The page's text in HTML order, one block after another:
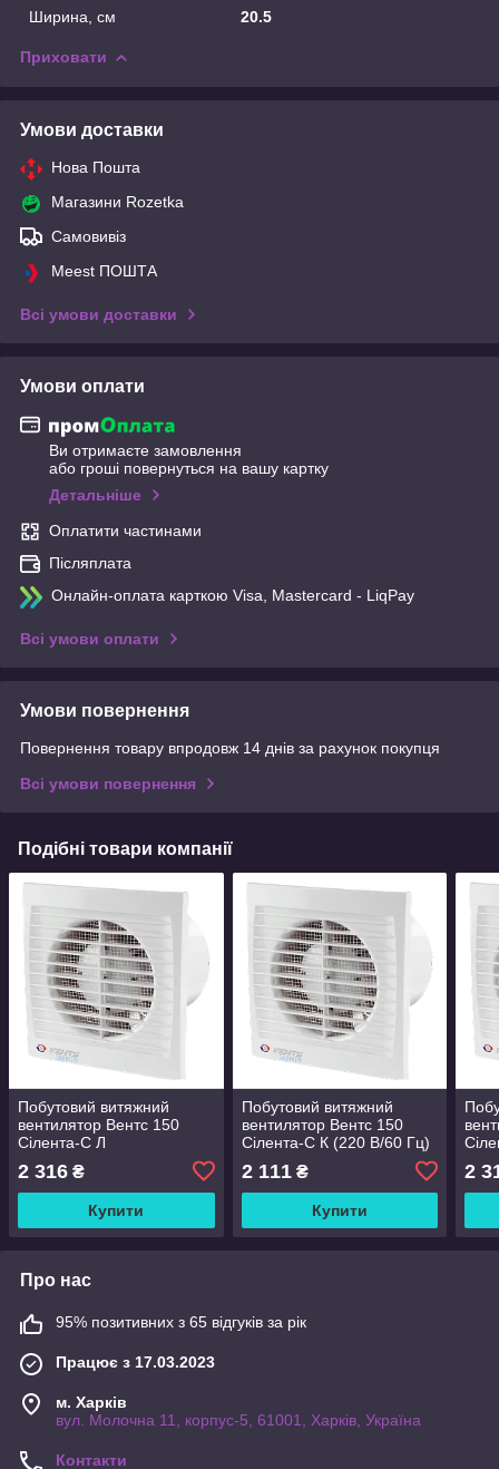
Ширина, см
20.5
Приховати
Умови доставки
Нова Пошта
Магазини Rozetka
Самовивіз
Meest ПОШТА
Всі умови доставки
Умови оплати
Ви отримаєте замовлення
або гроші повернуться на вашу картку
Детальніше
Оплатити частинами
Післяплата
Онлайн-оплата карткою Visa, Mastercard - LiqPay
Всі умови оплати
Умови повернення
Повернення товару впродовж 14 днів за рахунок покупця
Всі умови повернення
Подібні товари компанії
Побутовий витяжний
вентилятор Вентс 150
Сілента-С Л
2 316 ₴
Купити
Побутовий витяжний
вентилятор Вентс 150
Сілента-С К (220 В/60 Гц)
2 111₴
Купити
2
Про нас
95% позитивних з 65 відгуків за рік
Працює з 17.03.2023
м. Харків
вул. Молочна 11, корпус-5, 61001, Харків, Україна
Контакти